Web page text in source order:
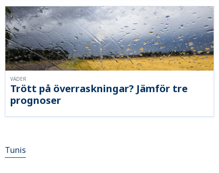
Trött på överraskningar? Jämför tre
prognoser
VÄDER
Tunis